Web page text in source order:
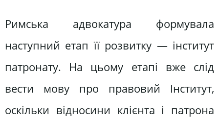
Римська адвокатура формувала
наступний етап її розвитку — інститут
патронату. На цьому етапі вже слід
вести мову про правовий Інститут,
оскільки відносини клієнта і патрона